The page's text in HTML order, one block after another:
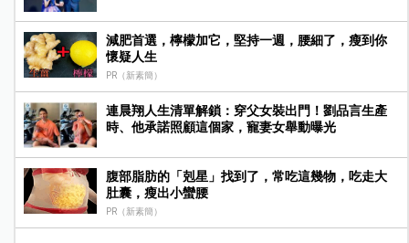
減肥首選，檸檬加它，堅持一週，腰細了，瘦到你
懷疑人生
PR（新素簡）
連晨翔人生清單解鎖：穿父女裝出門！劉品言生產
時、他承諾照顧這個家，寵妻女舉動曝光
腹部脂肪的「剋星」找到了，常吃這幾物，吃走大
肚囊，瘦出小蠻腰
PR（新素簡）